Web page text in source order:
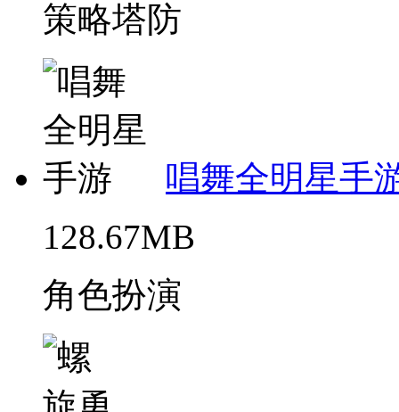
策略塔防
唱舞全明星手
128.67MB
角色扮演